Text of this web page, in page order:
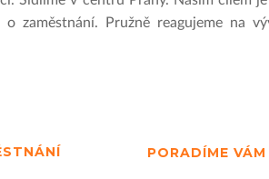
zaměstnání. Pružně reagujeme na
PORADÍME